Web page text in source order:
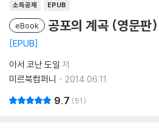
소득공제 EPUB
eBook 공포의 계곡 (영문판)
EPUB
아서 코난 도일 저
미르북컴퍼니
2014.06.11.
9.7 51